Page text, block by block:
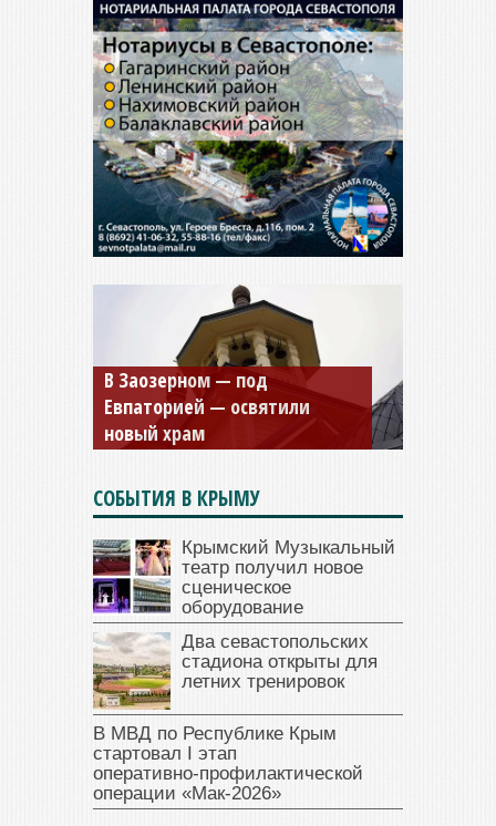
Мужской монастырь Косьмы
и Дамиана в Крыму вновь
открыт для посещения
СОБЫТИЯ В КРЫМУ
Крымский Музыкальный
театр получил новое
сценическое
оборудование
Два севастопольских
стадиона открыты для
летних тренировок
В МВД по Республике Крым
стартовал I этап
оперативно‑профилактической
операции «Мак‑2026»